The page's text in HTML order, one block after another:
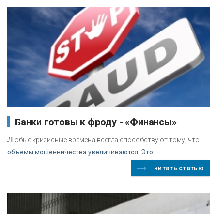
Банки готовы к фроду - «Финансы»
Любые кризисные времена всегда способствуют тому, что
объемы мошенничества увеличиваются. Это
читать статью